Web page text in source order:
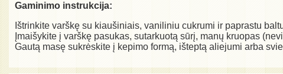
Gaminimo instrukcija:
Ištrinkite varškę su kiaušiniais, vaniliniu cukrumi ir paprastu
Įmaišykite į varškę pasukas, sutarkuotą sūrį, manų kruopas
Gautą masę sukrėskite į kepimo formą, išteptą aliejumi arba